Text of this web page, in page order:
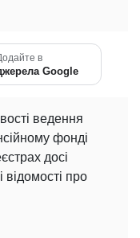
в
Google
ведення
фонді
досі
відомості про